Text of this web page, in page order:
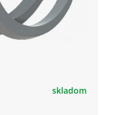
skladom